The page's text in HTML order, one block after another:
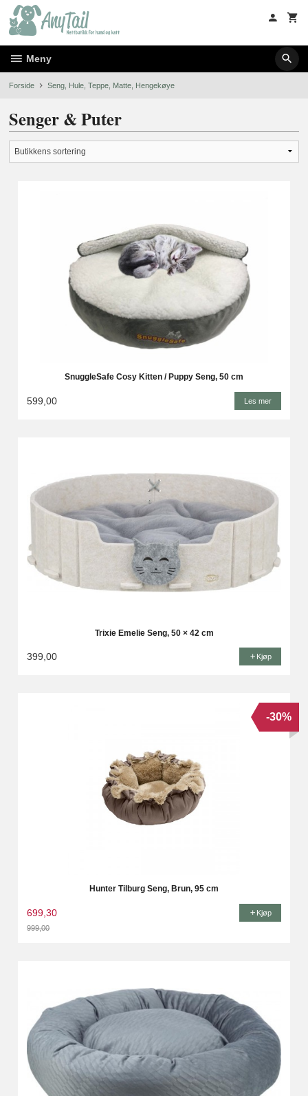
innholdet
Meny
Forside Seng, Hule, Teppe, Matte, Hengekøye
Senger & Puter
SnuggleSafe Cosy Kitten / Puppy Seng, 50 cm
599,00 Les mer
Trixie Emelie Seng, 50 × 42 cm
399,00 Kjøp
Hunter Tilburg Seng, Brun, 95 cm
699,30
999,00
-30%
Kjøp